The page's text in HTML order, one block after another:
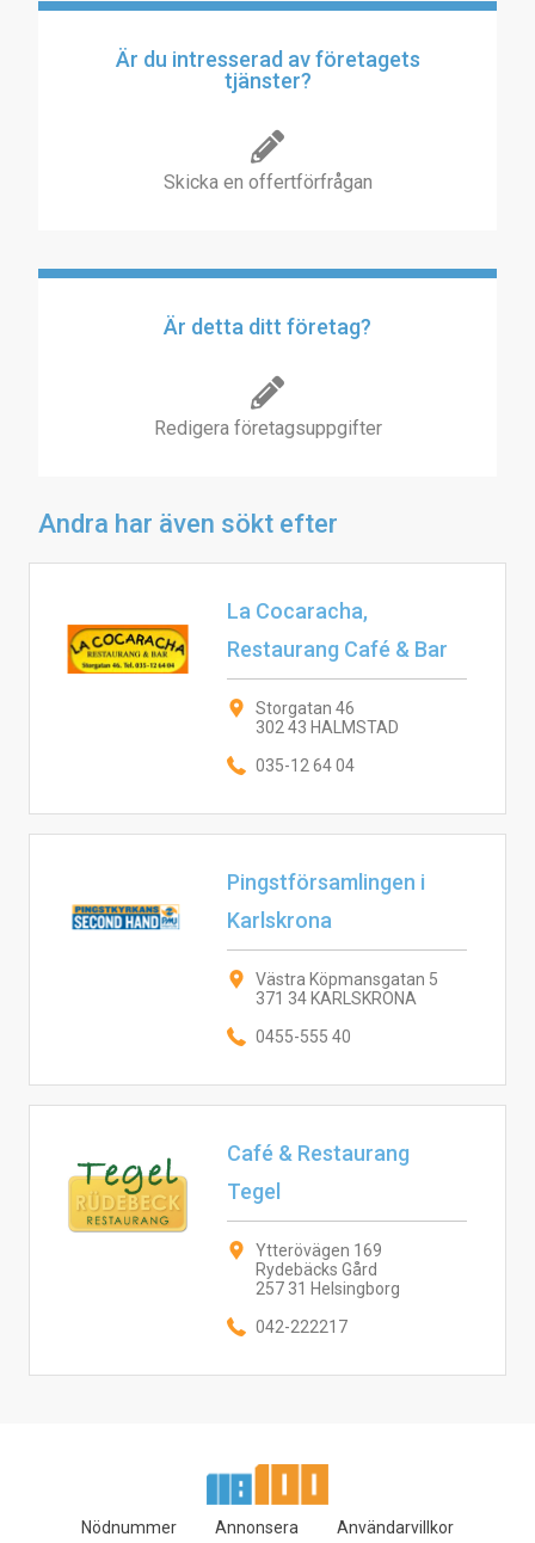
Är du intresserad av företagets
tjänster?
Skicka en offertförfrågan
Är detta ditt företag?
Redigera företagsuppgifter
Andra har även sökt efter
La Cocaracha,
Restaurang Café & Bar
Storgatan 46
302 43 HALMSTAD
035-12 64 04
Pingstförsamlingen i
Karlskrona
Västra Köpmansgatan 5
371 34 KARLSKRONA
0455-555 40
Café & Restaurang
Tegel
Ytterövägen 169
Rydebäcks Gård
257 31 Helsingborg
042-222217
Nödnummer Annonsera Användarvillkor